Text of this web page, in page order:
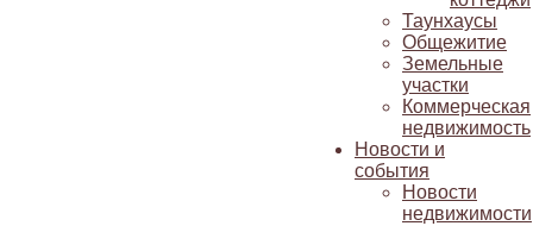
Таунхаусы
Общежитие
Земельные
участки
Коммерческая
недвижимость
Новости и
события
Новости
недвижимости